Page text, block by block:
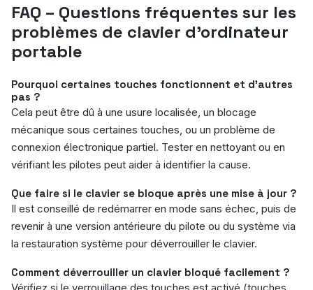
FAQ – Questions fréquentes sur les
problèmes de clavier d’ordinateur
portable
Pourquoi certaines touches fonctionnent et d’autres
pas ?
Cela peut être dû à une usure localisée, un blocage
mécanique sous certaines touches, ou un problème de
connexion électronique partiel. Tester en nettoyant ou en
vérifiant les pilotes peut aider à identifier la cause.
Que faire si le clavier se bloque après une mise à jour ?
Il est conseillé de redémarrer en mode sans échec, puis de
revenir à une version antérieure du pilote ou du système via
la restauration système pour déverrouiller le clavier.
Comment déverrouiller un clavier bloqué facilement ?